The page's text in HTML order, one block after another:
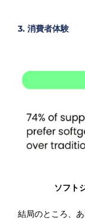
3. 消費者体験
ソフト
結局のところ、